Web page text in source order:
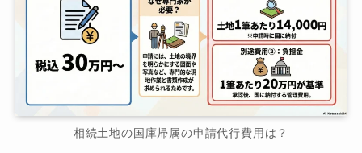
相続土地の国庫帰属の申請代行費用は？